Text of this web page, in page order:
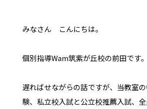
みなさん こんにちは。
個別指導Wam筑紫が丘校の前田です。
遅ればせながらの話ですが、当教室
験、私立校入試と公立校推薦入試、全